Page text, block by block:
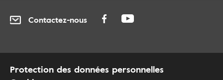
Contactez-nous
Protection des données personnelles